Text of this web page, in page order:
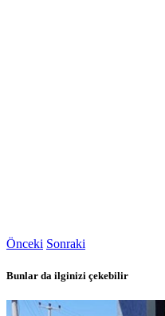
Önceki Sonraki
Bunlar da ilginizi çekebilir